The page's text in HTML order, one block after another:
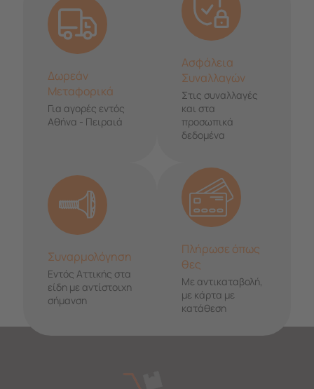
Δωρεάν
Μεταφορικά
Για αγορές εντός
Αθήνα - Πειραιά
Ασφάλεια
Συναλλαγών
Στις συναλλαγές
και στα
προσωπικά
δεδομένα
Συναρμολόγηση
Εντός Αττικής στα
είδη με αντίστοιχη
σήμανση
Πλήρωσε όπως
θες
Με αντικαταβολή,
με κάρτα με
κατάθεση